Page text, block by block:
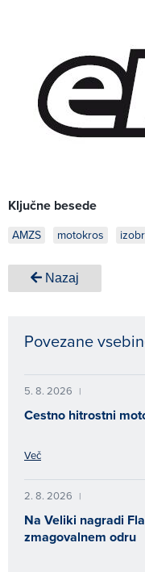
Ključne besede
AMZS motokros
Nazaj
Povezane
5. 8. 2026 |
Cestno hitrostni
Več
2. 8. 2026 |
Na Veliki nagradi
zmagovalnem odru